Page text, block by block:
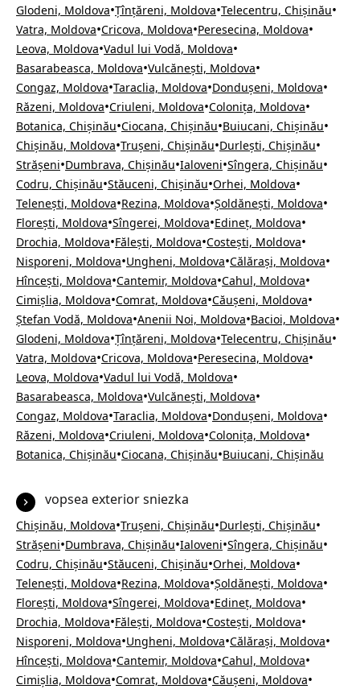
Glodeni, Moldova•Țînțăreni, Moldova•Telecentru, Chișinău•
Vatra, Moldova•Cricova, Moldova•Peresecina, Moldova•
Leova, Moldova•Vadul lui Vodă, Moldova•
Basarabeasca, Moldova•Vulcănești, Moldova•
Congaz, Moldova•Taraclia, Moldova•Dondușeni, Moldova•
Răzeni, Moldova•Criuleni, Moldova•Colonița, Moldova•
Botanica, Chișinău•Ciocana, Chișinău•Buiucani, Chișinău•
Chișinău, Moldova•Trușeni, Chișinău•Durlești, Chișinău•
Strășeni•Dumbrava, Chișinău•Ialoveni•Sîngera, Chișinău•
Codru, Chișinău•Stăuceni, Chișinău•Orhei, Moldova•
Telenești, Moldova•Rezina, Moldova•Șoldănești, Moldova•
Florești, Moldova•Sîngerei, Moldova•Edineț, Moldova•
Drochia, Moldova•Fălești, Moldova•Costești, Moldova•
Nisporeni, Moldova•Ungheni, Moldova•Călărași, Moldova•
Hîncești, Moldova•Cantemir, Moldova•Cahul, Moldova•
Cimișlia, Moldova•Comrat, Moldova•Căușeni, Moldova•
Ștefan Vodă, Moldova•Anenii Noi, Moldova•Bacioi, Moldova•
Glodeni, Moldova•Țînțăreni, Moldova•Telecentru, Chișinău•
Vatra, Moldova•Cricova, Moldova•Peresecina, Moldova•
Leova, Moldova•Vadul lui Vodă, Moldova•
Basarabeasca, Moldova•Vulcănești, Moldova•
Congaz, Moldova•Taraclia, Moldova•Dondușeni, Moldova•
Răzeni, Moldova•Criuleni, Moldova•Colonița, Moldova•
Botanica, Chișinău•Ciocana, Chișinău•Buiucani, Chișinău
vopsea exterior sniezka
Chișinău, Moldova•Trușeni, Chișinău•Durlești, Chișinău•
Strășeni•Dumbrava, Chișinău•Ialoveni•Sîngera, Chișinău•
Codru, Chișinău•Stăuceni, Chișinău•Orhei, Moldova•
Telenești, Moldova•Rezina, Moldova•Șoldănești, Moldova•
Florești, Moldova•Sîngerei, Moldova•Edineț, Moldova•
Drochia, Moldova•Fălești, Moldova•Costești, Moldova•
Nisporeni, Moldova•Ungheni, Moldova•Călărași, Moldova•
Hîncești, Moldova•Cantemir, Moldova•Cahul, Moldova•
Cimișlia, Moldova•Comrat, Moldova•Căușeni, Moldova•